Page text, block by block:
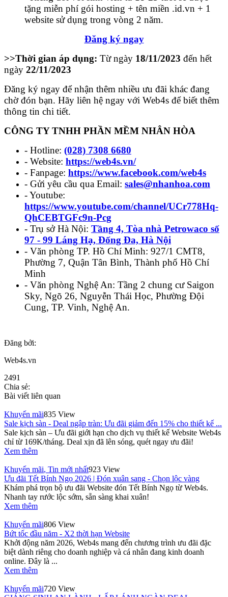
tặng miễn phí gói hosting + tên miền .id.vn + 1
website sử dụng trong vòng 2 năm.
Đăng ký ngay
>>Thời gian áp dụng: Từ ngày 18/11/2023 đến hết
ngày 22/11/2023
Đăng ký ngay để nhận thêm nhiều ưu đãi khác đang
chờ đón bạn. Hãy liên hệ ngay với Web4s để biết thêm
thông tin chi tiết.
CÔNG TY TNHH PHẦN MỀM NHÂN HÒA
- Hotline: (028) 7308 6680
- Website: https://web4s.vn/
- Fanpage: https://www.facebook.com/web4s
- Gửi yêu cầu qua Email: sales@nhanhoa.com
- Youtube:
https://www.youtube.com/channel/UCr778Hq-
QhCEBTGFc9n-Pcg
- Trụ sở Hà Nội: Tầng 4, Tòa nhà Petrowaco số
97 - 99 Láng Hạ, Đống Đa, Hà Nội
- Văn phòng TP. Hồ Chí Minh: 927/1 CMT8,
Phường 7, Quận Tân Bình, Thành phố Hồ Chí
Minh
- Văn phòng Nghệ An: Tầng 2 chung cư Saigon
Sky, Ngõ 26, Nguyễn Thái Học, Phường Đội
Cung, TP. Vinh, Nghệ An.
Đăng bởi:
Web4s.vn
2491
Chia sẻ:
Bài viết liên quan
Khuyến mãi835 View
Sale kịch sàn - Deal ngập tràn: Ưu đãi giảm đến 15% cho thiết kế ...
Sale kịch sàn – Ưu đãi giới hạn cho dịch vụ thiết kế Website Web4s
chỉ từ 169K/tháng. Deal xịn đã lên sóng, quét ngay ưu đãi!
Xem thêm
Khuyến mãi, Tin mới nhất923 View
Ưu đãi Tết Bính Ngọ 2026 | Đón xuân sang - Chọn lộc vàng
Khám phá trọn bộ ưu đãi Website đón Tết Bính Ngọ từ Web4s.
Nhanh tay rước lộc sớm, sẵn sàng khai xuân!
Xem thêm
Khuyến mãi806 View
Bứt tốc đầu năm - X2 thời hạn Website
Khởi động năm 2026, Web4s mang đến chương trình ưu đãi đặc
biệt dành riêng cho doanh nghiệp và cá nhân đang kinh doanh
online. Đây là ...
Xem thêm
Khuyến mãi720 View